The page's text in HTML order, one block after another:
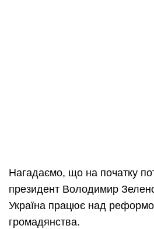
Нагадаємо, що на початку
президент Володимир
Україна працює над
громадянства.